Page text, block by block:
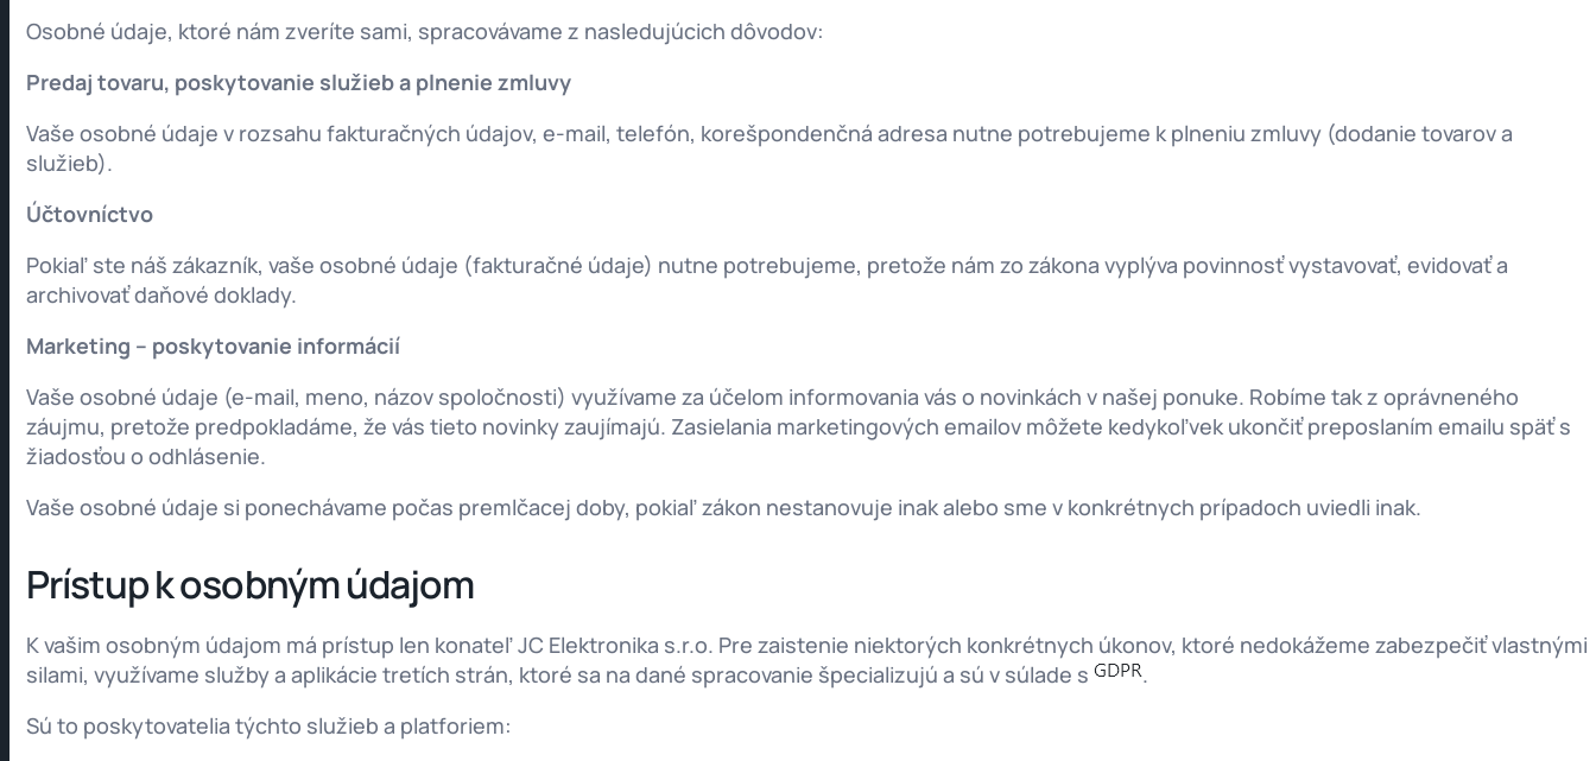
Osobné údaje, ktoré nám zveríte sami, spracovávame z nasledujúcich dôvodov:
Predaj tovaru, poskytovanie služieb a plnenie zmluvy
Vaše osobné údaje v rozsahu fakturačných údajov, e-mail, telefón, korešpondenčná adresa nutne potrebujeme k plneniu zmluvy (dodanie tovarov a
služieb).
Účtovníctvo
Pokiaľ ste náš zákazník, vaše osobné údaje (fakturačné údaje) nutne potrebujeme, pretože nám zo zákona vyplýva povinnosť vystavovať, evidovať a
archivovať daňové doklady.
Marketing – poskytovanie informácií
Vaše osobné údaje (e-mail, meno, názov spoločnosti) využívame za účelom informovania vás o novinkách v našej ponuke. Robíme tak z oprávneného
záujmu, pretože predpokladáme, že vás tieto novinky zaujímajú. Zasielania marketingových emailov môžete kedykoľvek ukončiť preposlaním emailu späť s
žiadosťou o odhlásenie.
Vaše osobné údaje si ponechávame počas premlčacej doby, pokiaľ zákon nestanovuje inak alebo sme v konkrétnych prípadoch uviedli inak.
Prístup k osobným údajom
K vašim osobným údajom má prístup len konateľ JC Elektronika s.r.o. Pre zaistenie niektorých konkrétnych úkonov, ktoré nedokážeme zabezpečiť vlastnými
silami, využívame služby a aplikácie tretích strán, ktoré sa na dané spracovanie špecializujú a sú v súlade s
.
Sú to poskytovatelia týchto služieb a platforiem: